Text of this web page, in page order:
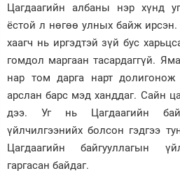
Дэлхий
Зурхай
Цагдаагийн албаны нэр хүнд
ёстой л нөгөө улных байж
хаагч нь иргэдтэй зүй бус
гомдол маргаан тасардаггүй.
нар том дарга нарт долигонож
арслан барс мэд ханддаг. Сайн
дээ. Уг нь Цагдаагийн
үйлчилгээнийх болсон гэдгээ
Цагдаагийн байгууллагын
гаргасан байдаг.